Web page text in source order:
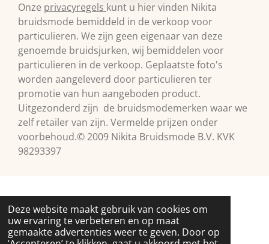
Deze website maakt gebruik van cookies om
uw ervaring te verbeteren en op maat
gemaakte advertenties weer te geven. Door op
Onze privacyregels kunt u hier vinden Nikita
bruidsmode bemiddeld in de verkoop voor
particulieren. We zijn geen eigenaar van deze
genoemde bruidsjurken, wij bemiddelen voor
particulieren in de verkoop. Geplaatste foto's
worden aangeleverd door particulieren ter
promotie van hun aangeboden product.
Uitgezonderd zijn de bruidsmodemerken waar we
zelf retailer van zijn. Vermelde prijzen onder
voorbehoud.© 2009 Nikita Bruidsmode B.V. KVK
98293397